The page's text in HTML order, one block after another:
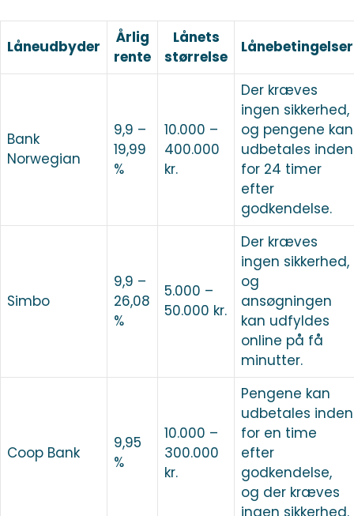
Låneudbyder
Årlig
rente
Lånets
størrelse
Lånebetingelser
Bank
Norwegian
9,9 –
19,99
%
10.000 –
400.000
kr.
Der kræves
ingen sikkerhed,
og pengene kan
udbetales inden
for 24 timer
efter
godkendelse.
Simbo
9,9 –
26,08
%
5.000 –
50.000 kr.
Der kræves
ingen sikkerhed,
og
ansøgningen
kan udfyldes
online på få
minutter.
Coop Bank
9,95
%
10.000 –
300.000
kr.
Pengene kan
udbetales inden
for en time
efter
godkendelse,
og der kræves
ingen sikkerhed.